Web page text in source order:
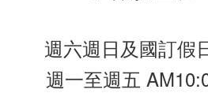
週六週日及國訂假
週一至週五